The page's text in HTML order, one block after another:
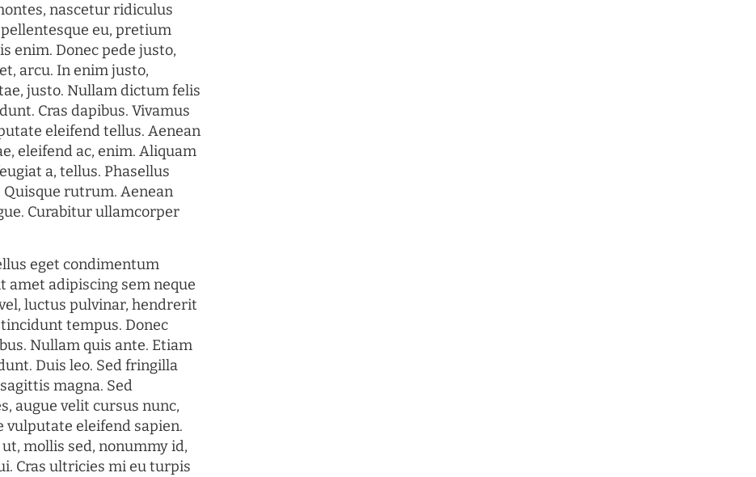
nascetur ridiculus
eu, pretium
enim. Donec pede justo,
arcu. In enim justo,
justo. Nullam dictum felis
Cras dapibus. Vivamus
eleifend tellus. Aenean
eleifend ac, enim. Aliquam
a, tellus. Phasellus
rutrum. Aenean
Curabitur ullamcorper
eget condimentum
amet adipiscing sem neque
luctus pulvinar, hendrerit
tempus. Donec
Nullam quis ante. Etiam
Duis leo. Sed fringilla
magna. Sed
augue velit cursus nunc,
vulputate eleifend sapien.
mollis sed, nonummy id,
Cras ultricies mi eu turpis